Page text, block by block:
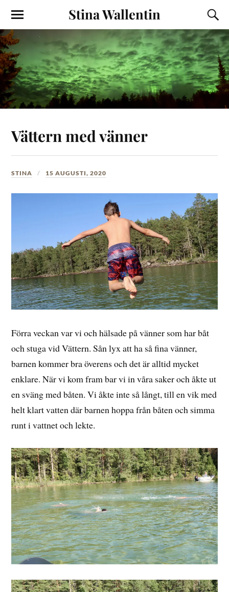
Stina Wallentin
Vättern med vänner
STINA 15 AUGUSTI, 2020
Förra veckan var vi och hälsade på vänner som har båt
och stuga vid Vättern. Sån lyx att ha så fina vänner,
barnen kommer bra överens och det är alltid mycket
enklare. När vi kom fram bar vi in våra saker och åkte ut
en sväng med båten. Vi åkte inte så långt, till en vik med
helt klart vatten där barnen hoppa från båten och simma
runt i vattnet och lekte.